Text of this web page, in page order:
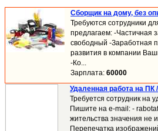
Сборщик на дому, без
Требуются сотрудники
предлагаем: -Частичная
свободный -Заработная
развития в компании
-Ко...
Зарплата: 60000
Удаленная работа на ПК
Требуется сотрудник на
Пишите на e-mail: -
жительства значения не
Перепечатка